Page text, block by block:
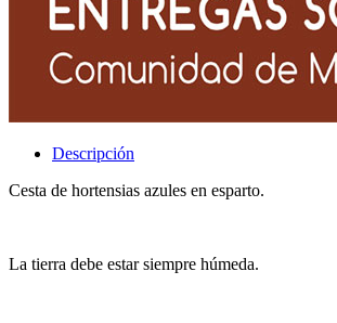
Descripción
Cesta de hortensias azules en esparto.
La tierra debe estar siempre húmeda.